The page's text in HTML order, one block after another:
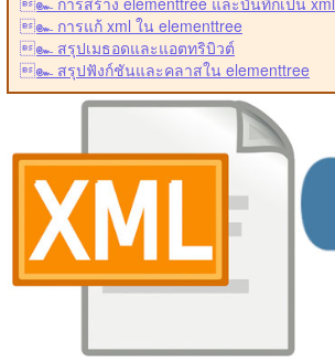
๛ การแก้ xml ใน elementtree
๛ สรุปเมธอดและแอตทริบิวต์
๛ สรุปฟังก์ชันและคลาสใน elementtree